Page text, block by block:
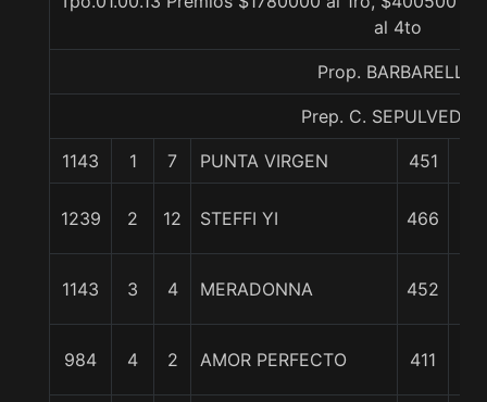
al 4to
Prop. BARBARELLA
Prep. C. SEPULVEDA
1143 1 7 PUNTA VIRGEN 451
1239 2 12 STEFFI YI 466
1143 3 4 MERADONNA 452
984 4 2 AMOR PERFECTO 411